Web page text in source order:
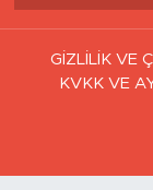
GİZLİLİK VE
KVKK VE